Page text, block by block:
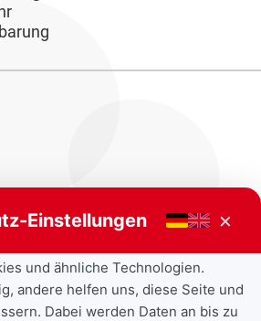
Einstellungen ×
und ähnliche Technologien.
andere helfen uns, diese Seite und
Dabei werden Daten an bis zu